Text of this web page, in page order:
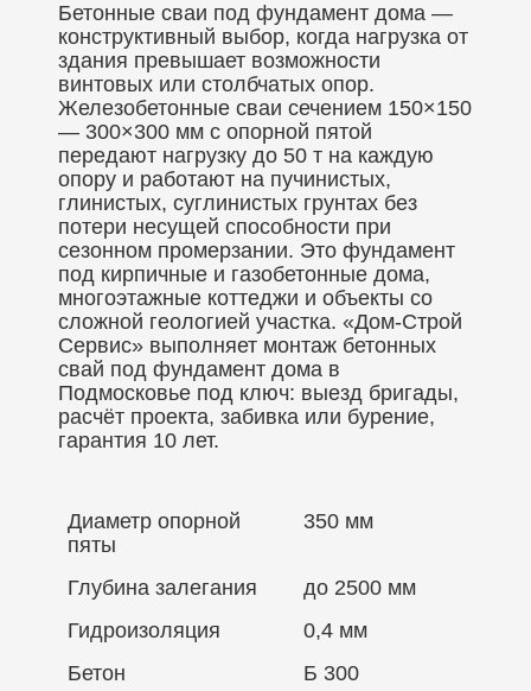
Бетонные сваи под фундамент дома —
конструктивный выбор, когда нагрузка от
здания превышает возможности
винтовых или столбчатых опор.
Железобетонные сваи сечением 150×150
— 300×300 мм с опорной пятой
передают нагрузку до 50 т на каждую
опору и работают на пучинистых,
глинистых, суглинистых грунтах без
потери несущей способности при
сезонном промерзании. Это фундамент
под кирпичные и газобетонные дома,
многоэтажные коттеджи и объекты со
сложной геологией участка. «Дом-Строй
Сервис» выполняет монтаж бетонных
свай под фундамент дома в
Подмосковье под ключ: выезд бригады,
расчёт проекта, забивка или бурение,
гарантия 10 лет.
Диаметр опорной
пяты
350 мм
Глубина залегания
до 2500 мм
Гидроизоляция
0,4 мм
Бетон
Б 300